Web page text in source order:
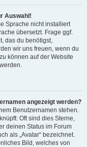
Auswahl!
Sprache nicht installiert
übersetzt. Frage ggf.
das du benötigst,
wir uns freuen, wenn du
können auf der Website
angezeigt werden?
Benutzernamen stehen.
Oft sind dies Sterne,
deinen Status im Forum
als „Avatar“ bezeichnet.
Bild, welches von